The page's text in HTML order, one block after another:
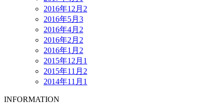
2016年12月 2
2016年5月 3
2016年4月 2
2016年2月 2
2016年1月 2
2015年12月 1
2015年11月 2
2014年11月 1
INFORMATION